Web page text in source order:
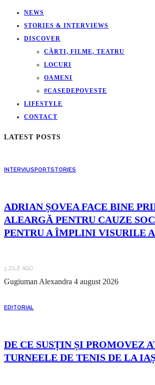
NEWS
STORIES & INTERVIEWS
DISCOVER
CĂRTI, FILME, TEATRU
LOCURI
OAMENI
#CASEDEPOVESTE
LIFESTYLE
CONTACT
LATEST POSTS
INTERVIUSPORTSTORIES
ADRIAN ȘOVEA FACE BINE
ALEARGĂ PENTRU CAUZE
PENTRU A ÎMPLINI VISURILE
3 ZILE AGO
Gugiuman Alexandra 4 august 2026
EDITORIAL
DE CE SUSȚIN ȘI PROMOVEZ
TURNEELE DE TENIS DE LA